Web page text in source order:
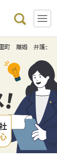
町 離婚 弁護士